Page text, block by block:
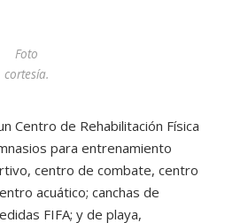
Foto
cortesía.
Centro de Rehabilitación Física
para entrenamiento
centro de combate, centro
acuático; canchas de
FIFA; y de playa,